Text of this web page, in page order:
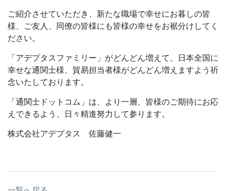
ご紹介させていただき、新たな職場で幸せにお暮しの皆
様、ご友人、同僚の皆様にも皆様の幸せをお裾分けしてく
ださい。
「アデプタスファミリー」がどんどん増えて、日本全国に
幸せな通関士様、貿易担当者様がどんどん増えますよう祈
念いたしております。
「通関士ドットコム」は、より一層、皆様のご期待にお応
えできるよう、日々精進努力して参ります。
株式会社アデプタス 佐藤健一